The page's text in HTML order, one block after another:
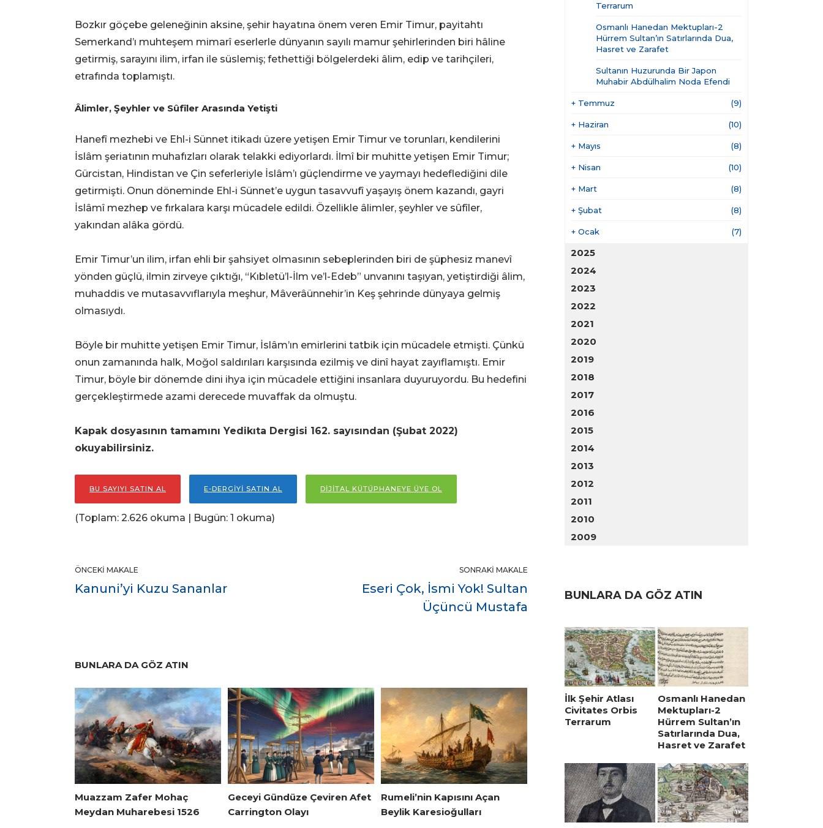
Bozkır göçebe geleneğinin aksine, şehir hayatına önem veren Emir Timur, payitahtı
Semerkand’ı muhteşem mimarî eserlerle dünyanın sayılı mamur şehirlerinden biri hâline
getirmiş, sarayını ilim, irfan ile süslemiş; fethettiği bölgelerdeki âlim, edip ve tarihçileri,
etrafında toplamıştı.
Âlimler, Şeyhler ve Sûfîler Arasında Yetişti
Hanefî mezhebi ve Ehl-i Sünnet itikadı üzere yetişen Emir Timur ve torunları, kendilerini
İslâm şeriatının muhafızları olarak telakki ediyorlardı. İlmî bir muhitte yetişen Emir Timur;
Gürcistan, Hindistan ve Çin seferleriyle İslâm’ı güçlendirme ve yaymayı hedeflediğini dile
getirmişti. Onun döneminde Ehl-i Sünnet’e uygun tasavvufî yaşayış önem kazandı, gayri
İslâmî mezhep ve fırkalara karşı mücadele edildi. Özellikle âlimler, şeyhler ve sûfîler,
yakından alâka gördü.
Emir Timur’un ilim, irfan ehli bir şahsiyet olmasının sebeplerinden biri de şüphesiz manevî
yönden güçlü, ilmin zirveye çıktığı, “Kıbletü’l-İlm ve’l-Edeb” unvanını taşıyan, yetiştirdiği âlim,
muhaddis ve mutasavvıflarıyla meşhur, Mâverâünnehir’in Keş şehrinde dünyaya gelmiş
olmasıydı.
Böyle bir muhitte yetişen Emir Timur, İslâm’ın emirlerini tatbik için mücadele etmişti. Çünkü
onun zamanında halk, Moğol saldırıları karşısında ezilmiş ve dinî hayat zayıflamıştı. Emir
Timur, böyle bir dönemde dini ihya için mücadele ettiğini insanlara duyuruyordu. Bu hedefini
gerçekleştirmede azami derecede muvaffak da olmuştu.
Kapak dosyasının tamamını Yedikıta Dergisi 162. sayısından (Şubat 2022)
okuyabilirsiniz.
BU SAYIYI SATIN AL E-DERGİYİ SATIN AL DİJİTAL KÜTÜPHANEYE ÜYE OL
(Toplam: 2.626 okuma | Bugün: 1 okuma)
ÖNCEKI MAKALE
Kanuni’yi Kuzu Sananlar
SONRAKI MAKALE
Eseri Çok, İsmi Yok! Sultan
Üçüncü Mustafa
BUNLARA DA GÖZ ATIN
Muazzam Zafer Mohaç
Meydan Muharebesi 1526
Geceyi Gündüze Çeviren Afet
Carrington Olayı
Rumeli’nin Kapısını Açan
Beylik Karesioğulları
Terrarum
Osmanlı Hanedan Mektupları-2
Hürrem Sultan’ın Satırlarında Dua,
Hasret ve Zarafet
Sultanın Huzurunda Bir Japon
Muhabir Abdülhalim Noda Efendi
+ Temmuz (9)
+ Haziran (10)
+ Mayıs (8)
+ Nisan (10)
+ Mart (8)
+ Şubat (8)
+ Ocak (7)
2025
2024
2023
2022
2021
2020
2019
2018
2017
2016
2015
2014
2013
2012
2011
2010
2009
BUNLARA DA GÖZ ATIN
İlk Şehir Atlası
Civitates Orbis
Terrarum
Osmanlı Hanedan
Mektupları-2
Hürrem Sultan’ın
Satırlarında Dua,
Hasret ve Zarafet